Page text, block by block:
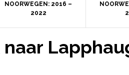
NOORWEGEN: 2016 –
2022